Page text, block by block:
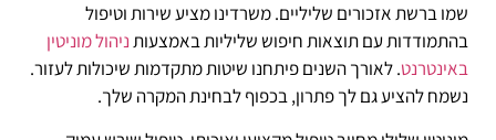
שמו ברשת אזכורים שליליים. משרדינו מציע שירות וטיפול
בהתמודדות עם תוצאות חיפוש שליליות באמצעותניהול מוניטין
באינטרנט. לאורך השנים פיתחנו שיטות מתקדמות שיכולות לעזור.
נשמח להציע גם לך פתרון, בכפוף לבחינת המקרה שלך.